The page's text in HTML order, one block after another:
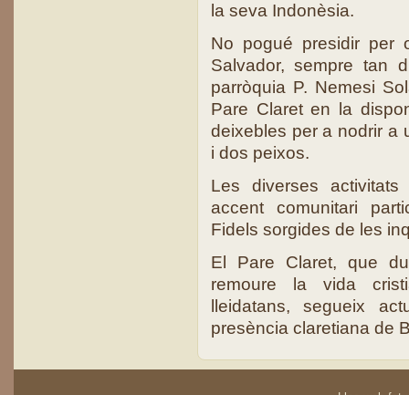
la seva Indonèsia.
No pogué presidir per
Salvador, sempre tan
parròquia P. Nemesi
Pare Claret en la
deixebles per a nodrir a
i dos peixos.
Les diverses
accent comunitari
Fidels sorgides de les
El Pare Claret, que
remoure la vida
lleidatans, segueix
presència claretiana de